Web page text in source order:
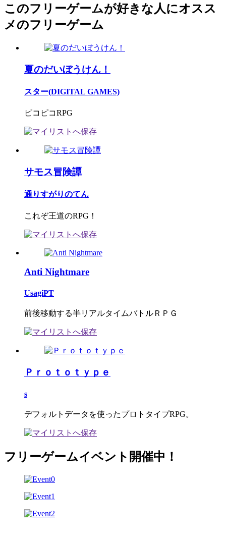
このフリーゲームが好きな人にオスス
メのフリーゲーム
夏のだいぼうけん！
スター(DIGITAL GAMES)
ピコピコRPG
サモス冒険譚
通りすがりのてん
これぞ王道のRPG！
Anti Nightmare
UsagiPT
前後移動する半リアルタイムバトルＲＰＧ
Ｐｒｏｔｏｔｙｐｅ
s
デフォルトデータを使ったプロトタイプRPG。
フリーゲームイベント開催中！